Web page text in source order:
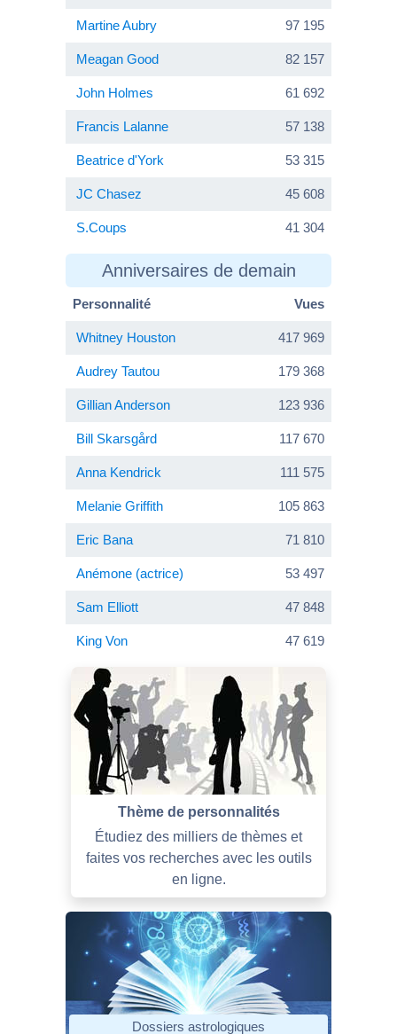
Martine Aubry 97 195
Meagan Good 82 157
John Holmes 61 692
Francis Lalanne 57 138
Beatrice d'York 53 315
JC Chasez 45 608
S.Coups 41 304
Anniversaires de demain
Personnalité Vues
Whitney Houston 417 969
Audrey Tautou 179 368
Gillian Anderson 123 936
Bill Skarsgård 117 670
Anna Kendrick 111 575
Melanie Griffith 105 863
Eric Bana 71 810
Anémone (actrice) 53 497
Sam Elliott 47 848
King Von 47 619
Thème de personnalités
Étudiez des milliers de thèmes et
faites vos recherches avec les outils
en ligne.
Dossiers astrologiques